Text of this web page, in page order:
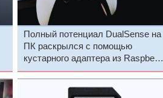
Полный потенциал DualSense на
ПК раскрылся с помощью
кустарного адаптера из Raspberry
Pi Pico